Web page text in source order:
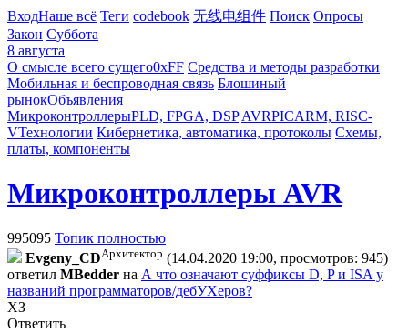
ВходНаше всё Теги codebook 无线电组件 Поиск Опросы
Закон Суббота
8 августа
О смысле всего сущего0xFF Средства и методы разработки
Мобильная и беспроводная связь Блошиный
рынокОбъявления
МикроконтроллерыPLD, FPGA, DSP AVRPICARM, RISC-
VТехнологии Кибернетика, автоматика, протоколы Схемы,
платы, компоненты
Микроконтроллеры AVR
995095 Топик полностью
Evgeny_CDАрхитектор (14.04.2020 19:00, просмотров: 945)
ответил MBedder на А что означают суффиксы D, P и ISA у
названий программаторов/дебУХеров?
ХЗ
Ответить